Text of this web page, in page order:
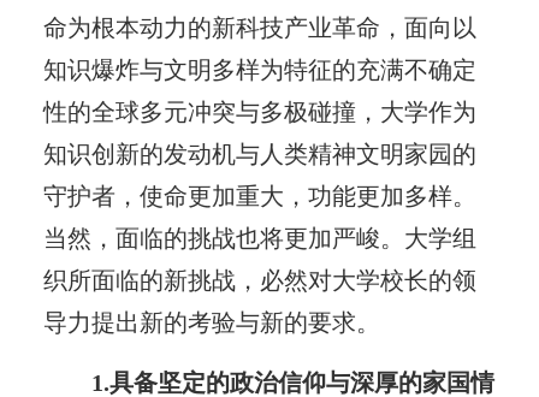
命为根本动力的新科技产业革命，面向以
知识爆炸与文明多样为特征的充满不确定
性的全球多元冲突与多极碰撞，大学作为
知识创新的发动机与人类精神文明家园的
守护者，使命更加重大，功能更加多样。
当然，面临的挑战也将更加严峻。大学组
织所面临的新挑战，必然对大学校长的领
导力提出新的考验与新的要求。
1.具备坚定的政治信仰与深厚的家国情